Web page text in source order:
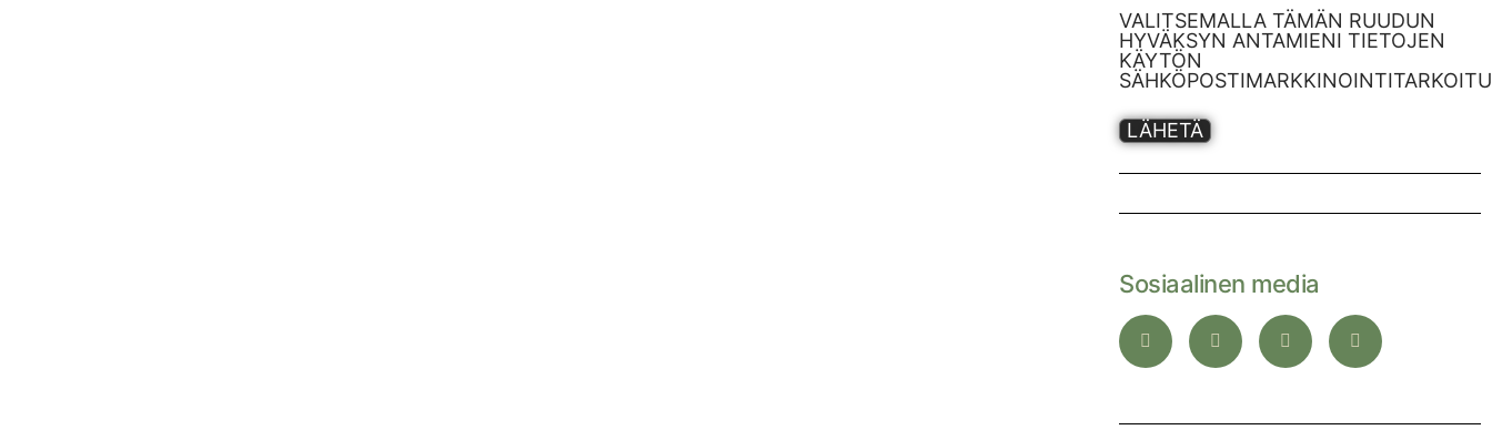
VALITSEMALLA TÄMÄN RUUDUN
HYVÄKSYN ANTAMIENI TIETOJEN
KÄYTÖN
LÄHETÄ
Sosiaalinen media